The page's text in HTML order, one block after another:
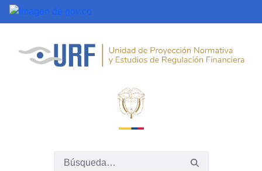
Saltar al contenido principal